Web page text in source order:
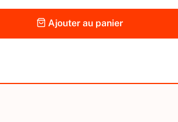
Ajouter au panier